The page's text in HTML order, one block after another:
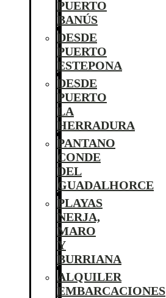
PUERTO
BANÚS
DESDE
PUERTO
ESTEPONA
DESDE
PUERTO
LA
HERRADURA
PANTANO
CONDE
DEL
GUADALHORCE
PLAYAS
NERJA,
MARO
Y
BURRIANA
ALQUILER
EMBARCACIONES